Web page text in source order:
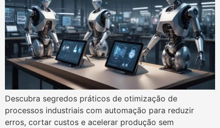
Descubra segredos práticos de otimização de
processos industriais com automação para reduzir
erros, cortar custos e acelerar produção sem